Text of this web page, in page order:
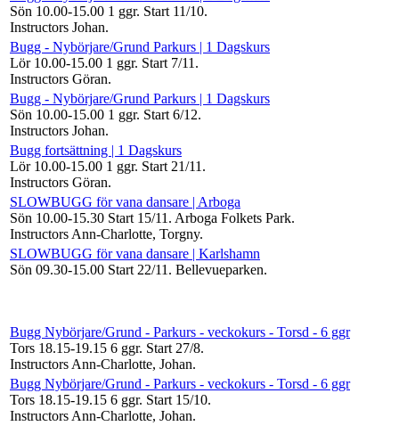
Sön 10.00-15.00 1 ggr. Start 11/10.
Instructors Johan.
Bugg - Nybörjare/Grund Parkurs | 1 Dagskurs
Lör 10.00-15.00 1 ggr. Start 7/11 .
Instructors Göran.
Bugg - Nybörjare/Grund Parkurs | 1 Dagskurs
Sön 10.00-15.00 1 ggr. Start 6/12.
Instructors Johan.
Bugg fortsättning | 1 Dagskurs
Lör 10.00-15.00 1 ggr. Start 21/11 .
Instructors Göran.
SLOWBUGG för vana dansare | Arboga
Sön 10.00-15.30 Start 15/11 . Arboga Folkets Park.
Instructors Ann-Charlotte, Torgny.
SLOWBUGG för vana dansare | Karlshamn
Sön 09.30-15.00 Start 22/11 . Bellevueparken.
Bugg Nybörjare/Grund - Parkurs - veckokurs - Torsd - 6 ggr
Tors 18.15-19.15 6 ggr. Start 27/8.
Instructors Ann-Charlotte, Johan.
Bugg Nybörjare/Grund - Parkurs - veckokurs - Torsd - 6 ggr
Tors 18.15-19.15 6 ggr. Start 15/10.
Instructors Ann-Charlotte, Johan.